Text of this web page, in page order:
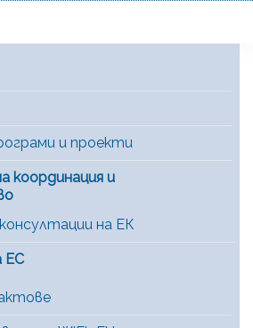
и проекти
координация и
на ЕК
ЕС